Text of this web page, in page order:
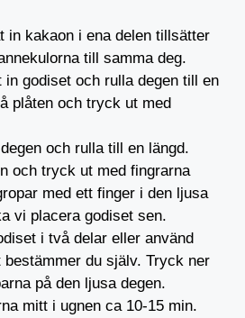
in kakaon i ena delen tillsätter
till samma deg.
in godiset och rulla degen till en
plåten och tryck ut med
och rulla till en längd.
och tryck ut med fingrarna
med ett finger i den ljusa
vi placera godiset sen.
i två delar eller använd
bestämmer du själv. Tryck ner
på den ljusa degen.
mitt i ugnen ca 10-15 min.